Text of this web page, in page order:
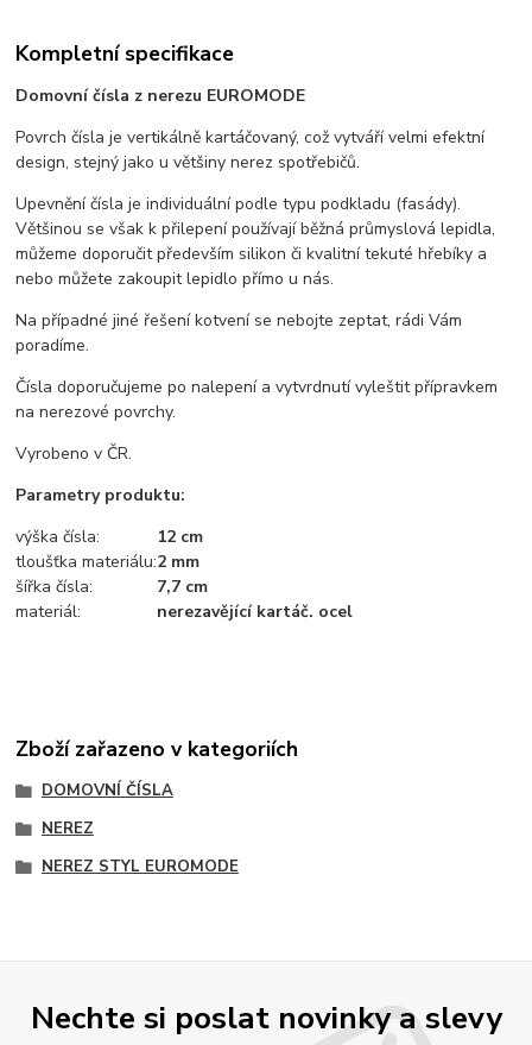
Kompletní specifikace
Domovní čísla z nerezu EUROMODE
Povrch čísla je vertikálně kartáčovaný, což vytváří velmi efektní
design, stejný jako u většiny nerez spotřebičů.
Upevnění čísla je individuální podle typu podkladu (fasády).
Většinou se však k přilepení používají běžná průmyslová lepidla,
můžeme doporučit především silikon či kvalitní tekuté hřebíky a
nebo můžete zakoupit lepidlo přímo u nás.
Na případné jiné řešení kotvení se nebojte zeptat, rádi Vám
poradíme.
Čísla doporučujeme po nalepení a vytvrdnutí vyleštit přípravkem
na nerezové povrchy.
Vyrobeno v ČR.
Parametry produktu:
výška čísla:
12 cm
tloušťka materiálu:2 mm
šířka čísla:
7,7 cm
materiál:
nerezavějící kartáč. ocel
Zboží zařazeno v kategoriích
DOMOVNÍ ČÍSLA
NEREZ
NEREZ STYL EUROMODE
Nechte si poslat novinky a slevy